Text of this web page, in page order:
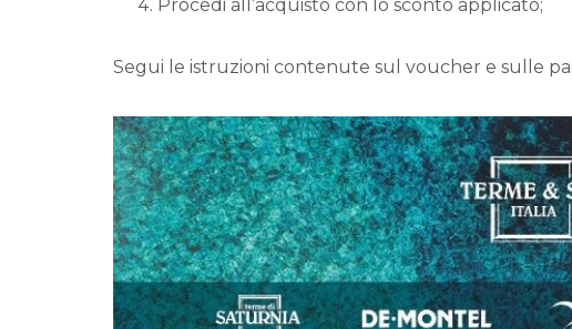
Procedi all’acquisto con lo sconto applicato;
Segui le istruzioni contenute sul voucher e sulle